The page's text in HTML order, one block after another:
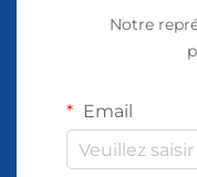
Notre
Email